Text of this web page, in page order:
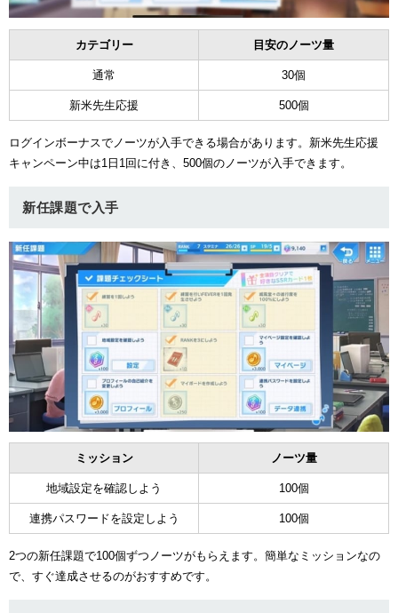
カテゴリー 目安のノーツ量
通常 30個
新米先生応援 500個
ログインボーナスでノーツが入手できる場合があります。新米先生応援
キャンペーン中は1日1回に付き、500個のノーツが入手できます。
新任課題で入手
ミッション ノーツ量
地域設定を確認しよう 100個
連携パスワードを設定しよう 100個
2つの新任課題で100個ずつノーツがもらえます。簡単なミッションなの
で、すぐ達成させるのがおすすめです。